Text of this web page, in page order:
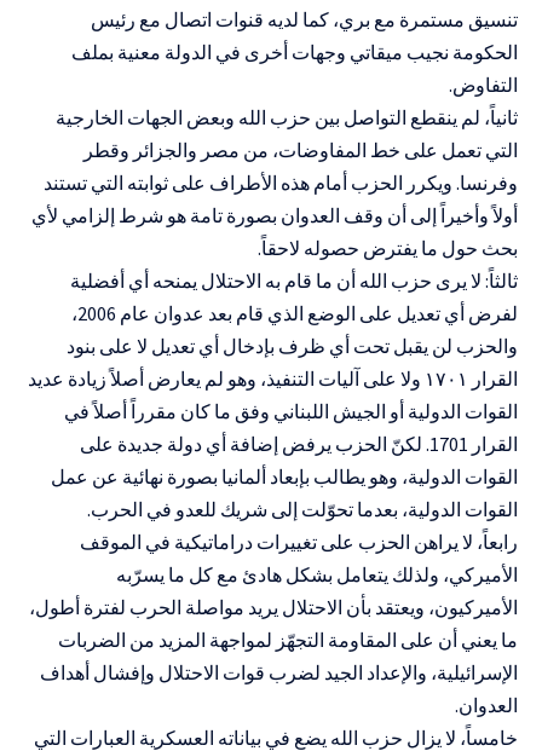
تنسيق مستمرة مع بري، كما لديه قنوات اتصال مع رئيس
الحكومة نجيب ميقاتي وجهات أخرى في الدولة معنية بملف
التفاوض.
ثانياً، لم ينقطع التواصل بين حزب الله وبعض الجهات الخارجية
التي تعمل على خط المفاوضات، من مصر والجزائر وقطر
وفرنسا. ويكرر الحزب أمام هذه الأطراف على ثوابته التي تستند
أولاً وأخيراً إلى أن وقف العدوان بصورة تامة هو شرط إلزامي لأي
بحث حول ما يفترض حصوله لاحقاً.
ثالثاً: لا يرى حزب الله أن ما قام به الاحتلال يمنحه أي أفضلية
لفرض أي تعديل على الوضع الذي قام بعد عدوان عام 2006،
والحزب لن يقبل تحت أي ظرف بإدخال أي تعديل لا على بنود
القرار ١٧٠١ ولا على آليات التنفيذ، وهو لم يعارض أصلاً زيادة عديد
القوات الدولية أو الجيش اللبناني وفق ما كان مقرراً أصلاً في
القرار 1701. لكنّ الحزب يرفض إضافة أي دولة جديدة على
القوات الدولية، وهو يطالب بإبعاد ألمانيا بصورة نهائية عن عمل
القوات الدولية، بعدما تحوّلت إلى شريك للعدو في الحرب.
رابعاً، لا يراهن الحزب على تغييرات دراماتيكية في الموقف
الأميركي، ولذلك يتعامل بشكل هادئ مع كل ما يسرّبه
الأميركيون، ويعتقد بأن الاحتلال يريد مواصلة الحرب لفترة أطول،
ما يعني أن على المقاومة التجهّز لمواجهة المزيد من الضربات
الإسرائيلية، والإعداد الجيد لضرب قوات الاحتلال وإفشال أهداف
العدوان.
خامساً، لا يزال حزب الله يضع في بياناته العسكرية العبارات التي